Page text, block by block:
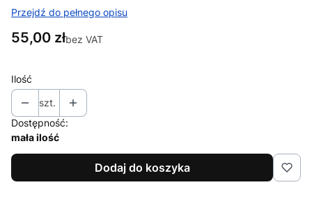
Przejdź do pełnego opisu
Cena
55,00 złbez VAT
Ilość
szt.
Dostępność:
mała ilość
Dodaj do koszyka